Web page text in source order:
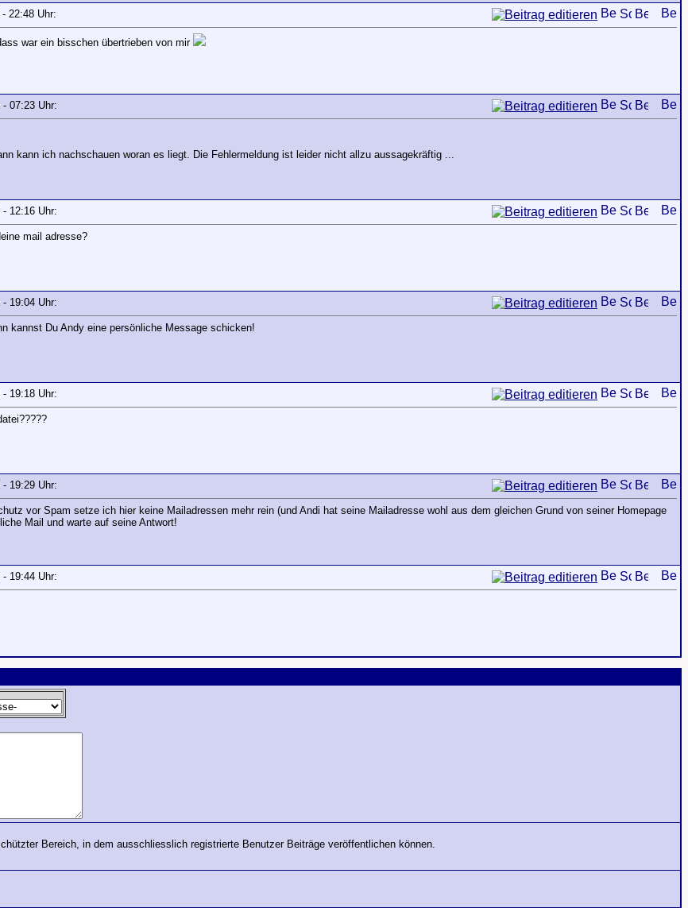
- 22:48 Uhr:
war ein bisschen übertrieben von mir
- 07:23 Uhr:
kann ich nachschauen woran es liegt. Die Fehlermeldung ist leider nicht allzu aussagekräftig ...
- 12:16 Uhr:
mail adresse?
- 19:04 Uhr:
kannst Du Andy eine persönliche Message schicken!
- 19:18 Uhr:
- 19:29 Uhr:
vor Spam setze ich hier keine Mailadressen mehr rein (und Andi hat seine Mailadresse wohl aus dem gleichen Grund von seiner Homepage
Mail und warte auf seine Antwort!
- 19:44 Uhr:
Bereich, in dem ausschliesslich registrierte Benutzer Beiträge veröffentlichen können.